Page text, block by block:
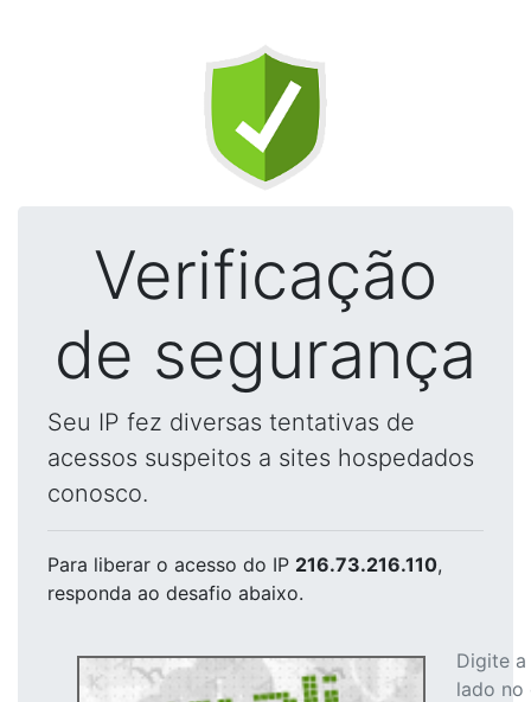
Verificação
de segurança
Seu IP fez diversas tentativas de
acessos suspeitos a sites hospedados
conosco.
Para liberar o acesso do IP 216.73.216.110,
responda ao desafio abaixo.
Digite
lado no